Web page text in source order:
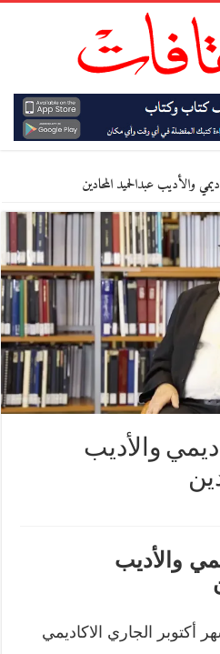
والأديب عبدالحميد المحادين
والأديب
والأديب
يوم 18 من شهر أكتوبر الجاري الاكاديمي